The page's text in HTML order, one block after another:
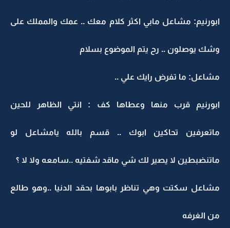
ابورنيم: مشاعل مابي اكثر كلام معك .. عمك والمملك على
وشك يوصلون .. رح يتم الموضوع بسلام
مشاعل: ما تفرض رايك علي ..
ابورنيم قرب منها وعطاها كف : انتي الظاهر للحين
ماتعرفين تحاكين ابوك .. قسم بالله يامشاعل لو
ماتنضبطين لا يصير لك شي ماقد شفتيه ..سامعه ولا لا ؟
مشاعل سكتت وهي تناظر بابوها بحقد الدنيا ..وهو طالع
من الغرفه